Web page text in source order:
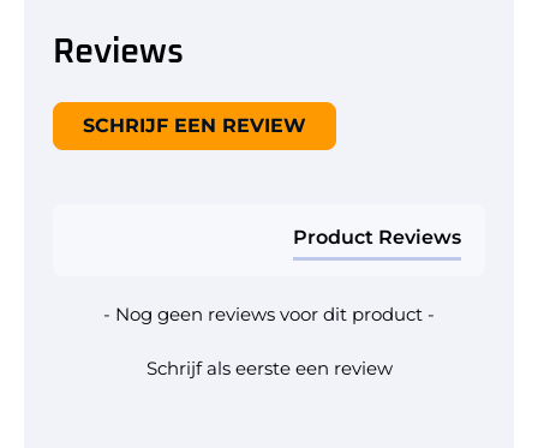
Reviews
SCHRIJF EEN REVIEW
Product Reviews
- Nog geen reviews voor dit product -
Schrijf als eerste een review
New content loaded